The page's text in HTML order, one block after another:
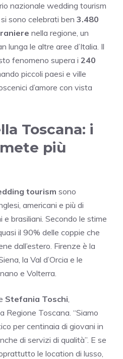
nazionale wedding tourism
si sono celebrati ben 3.480
nella regione, un
lunga le altre aree d’Italia. Il
fenomeno supera i 240
piccoli paesi e ville
d’amore con vista
Toscana: i
più
tourism sono
americani e più di
brasiliani. Secondo le stime
il 90% delle coppie che
dall’estero. Firenze è la
la Val d’Orcia e le
e Volterra.
Stefania Toschi
Regione Toscana. “Siamo
per centinaia di giovani in
di servizi di qualità”. E se
le location di lusso,